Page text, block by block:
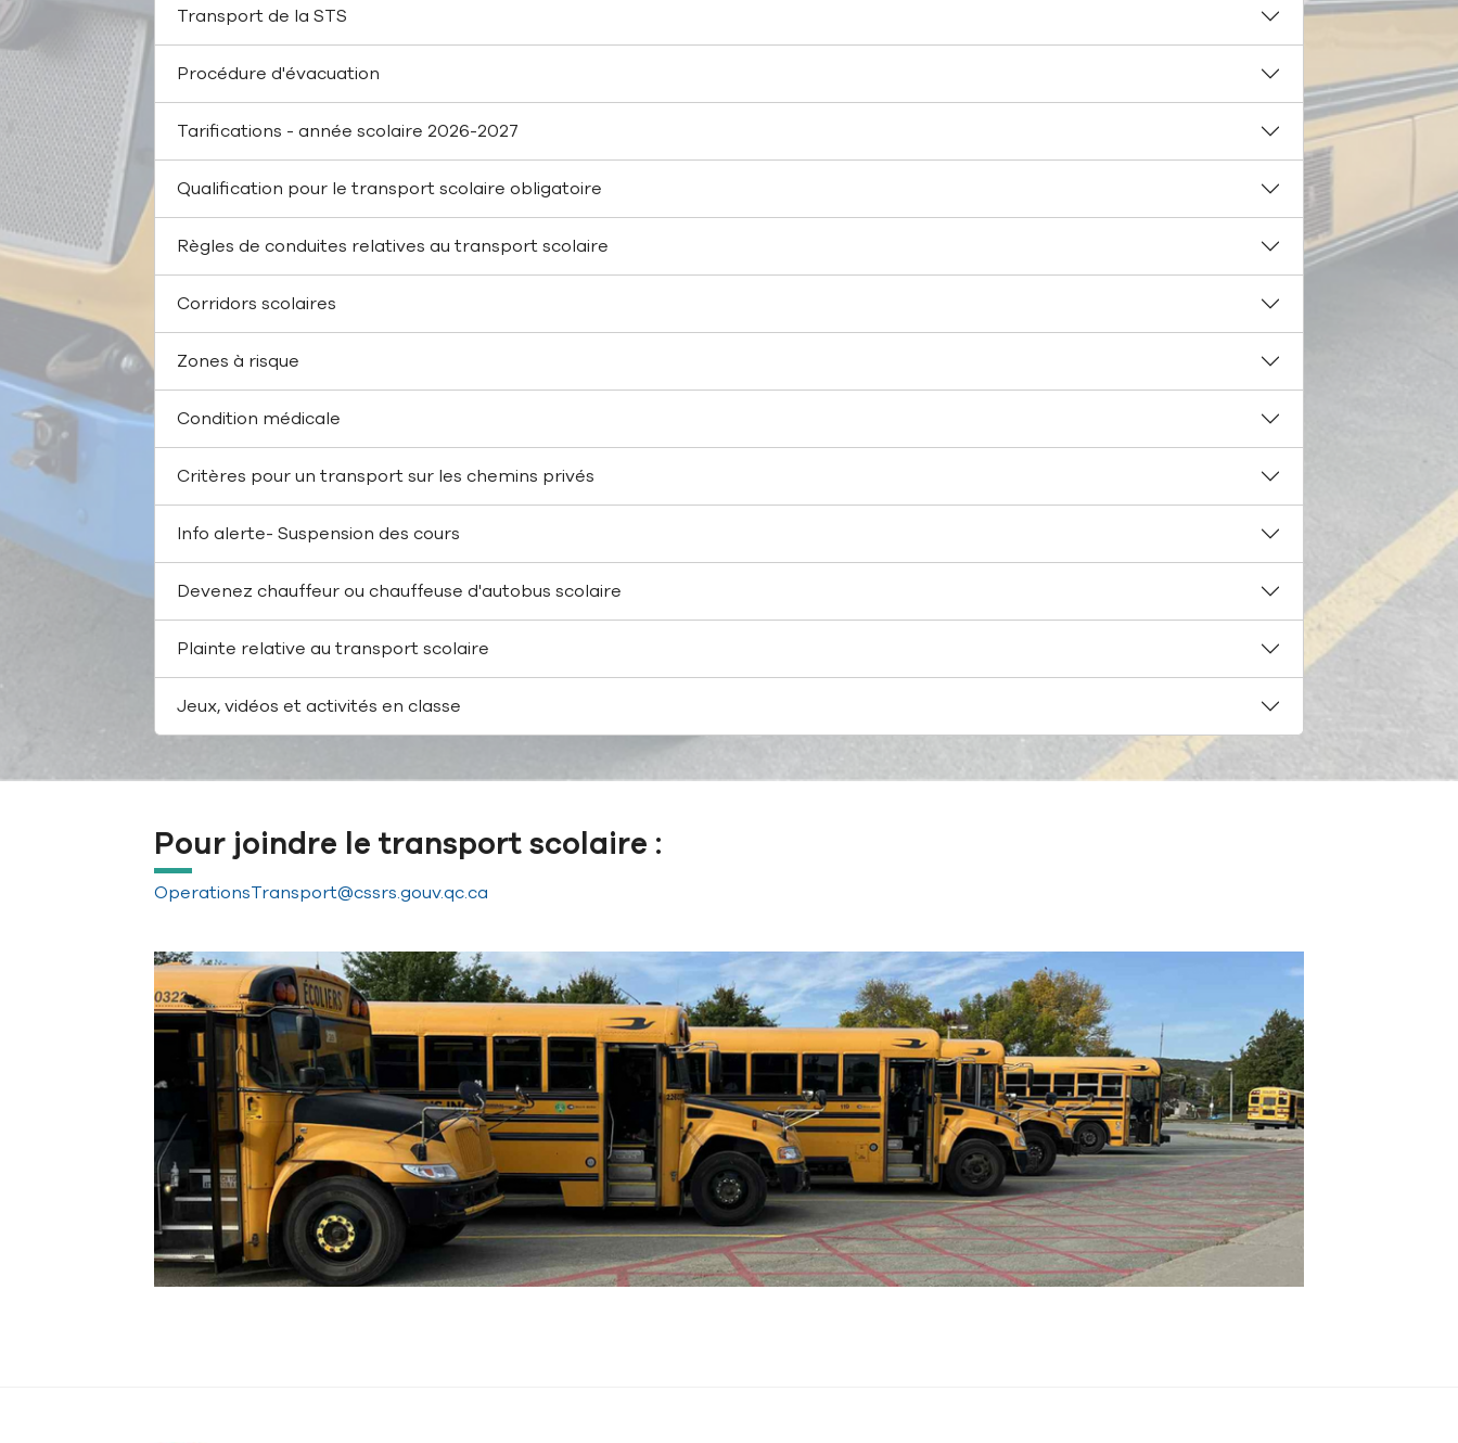
Transport de la STS
Procédure d'évacuation
Tarifications - année scolaire 2026-2027
Qualification pour le transport scolaire obligatoire
Règles de conduites relatives au transport scolaire
Corridors scolaires
Zones à risque
Condition médicale
Critères pour un transport sur les chemins privés
Info alerte- Suspension des cours
Devenez chauffeur ou chauffeuse d'autobus scolaire
Plainte relative au transport scolaire
Jeux, vidéos et activités en classe
Pour joindre le transport scolaire :
OperationsTransport@cssrs.gouv.qc.ca